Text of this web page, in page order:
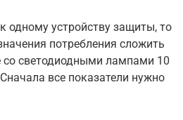
одному устройству защиты, то
потребления сложить
со светодиодными лампами 10
все показатели нужно